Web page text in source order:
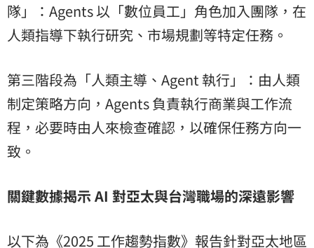
隊」：Agents 以「數位員工」角色加入團隊，在
人類指導下執行研究、市場規劃等特定任務。
第三階段為「人類主導、Agent 執行」：由人類
制定策略方向，Agents 負責執行商業與工作流
程，必要時由人來檢查確認，以確保任務方向一
致。
關鍵數據揭示 AI 對亞太與台灣職場的深遠影響
以下為《2025 工作趨勢指數》報告針對亞太地區